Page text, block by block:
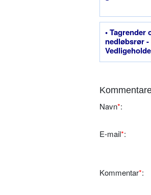
• Tagrender
nedløbsrør -
tagrender
Navn*:
E-mail*:
Kommentar*: